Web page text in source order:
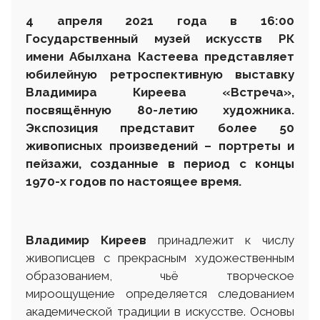
4 апреля 2021 года в 16:00
Государственный музей искусств РК
имени Абылхана Кастеева представляет
юбилейную ретроспективную выставку
Владимира Киреева «Встреча»,
посвящённую 80-летию художника.
Экспозиция представит более 50
живописных произведений – портреты и
пейзажи, созданные в период с концы
1970-х годов по настоящее время.
Владимир Киреев принадлежит к числу
живописцев с прекрасным художественным
образованием, чьё творческое
мироощущение определяется следованием
академической традиции в искусстве. Основы